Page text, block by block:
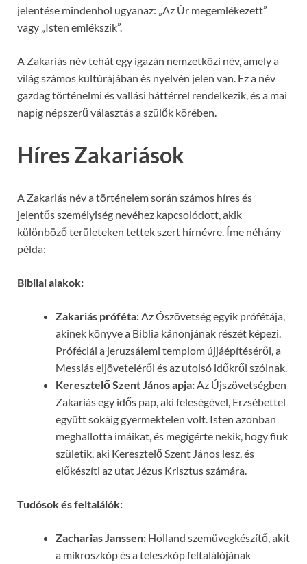
jelentése mindenhol ugyanaz: „Az Úr megemlékezett”
vagy „Isten emlékszik”.
A Zakariás név tehát egy igazán nemzetközi név, amely a
világ számos kultúrájában és nyelvén jelen van. Ez a név
gazdag történelmi és vallási háttérrel rendelkezik, és a mai
napig népszerű választás a szülők körében.
Híres Zakariások
A Zakariás név a történelem során számos híres és
jelentős személyiség nevéhez kapcsolódott, akik
különböző területeken tettek szert hírnévre. Íme néhány
példa:
Bibliai alakok:
Zakariás próféta: Az Ószövetség egyik prófétája,
akinek könyve a Biblia kánonjának részét képezi.
Próféciái a jeruzsálemi templom újjáépítéséről, a
Messiás eljöveteléről és az utolsó időkről szólnak.
Keresztelő Szent János apja: Az Újszövetségben
Zakariás egy idős pap, aki feleségével, Erzsébettel
együtt sokáig gyermektelen volt. Isten azonban
meghallotta imáikat, és megígérte nekik, hogy fiuk
születik, aki Keresztelő Szent János lesz, és
előkészíti az utat Jézus Krisztus számára.
Tudósok és feltalálók:
Zacharias Janssen: Holland szemüvegkészítő, akit
a mikroszkóp és a teleszkóp feltalálójának